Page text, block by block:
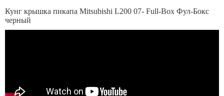
Кунг крышка пикапа Mitsubishi L200 07- Full-Box Фул-Бокс
черный